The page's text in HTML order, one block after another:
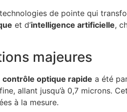
de pointe qui
et d’intelligence artificielle,
majeures
contrôle optique rapide a été
allant jusqu’à 0,7 microns.
à la mesure.